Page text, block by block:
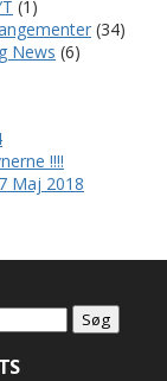
(1)
(34)
News (6)
!!!!
Maj 2018